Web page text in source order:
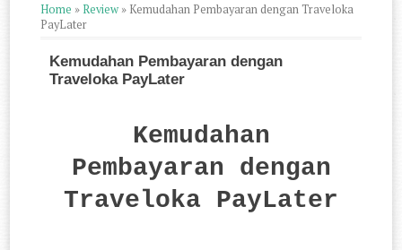
Home » Review» Kemudahan Pembayaran dengan Traveloka
PayLater
Kemudahan Pembayaran dengan
Traveloka PayLater
Kemudahan
Pembayaran dengan
Traveloka PayLater